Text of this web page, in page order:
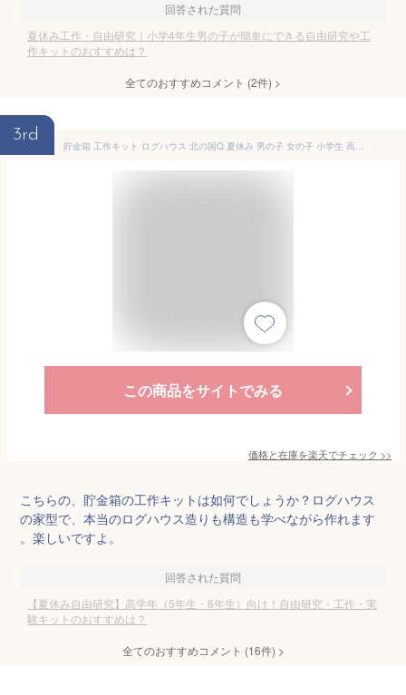
回答された質問
夏休み工作・自由研究｜小学4年生男の子が簡単にできる自由研究や工
作キットのおすすめは？
全てのおすすめコメント (2件) >
3rd
貯金箱 工作キット ログハウス 北の国Q 夏休み 男の子 女の子 小学生 高学年 子供 大人向け 子供会
この商品をサイトでみる
価格と在庫を楽天でチェック >>
こちらの、貯金箱の工作キットは如何でしょうか？ログハウス
の家型で、本当のログハウス造りも構造も学べながら作れます
。楽しいですよ。
回答された質問
【夏休み自由研究】高学年（5年生・6年生）向け！自由研究・工作・実
験キットのおすすめは？
全てのおすすめコメント (16件) >